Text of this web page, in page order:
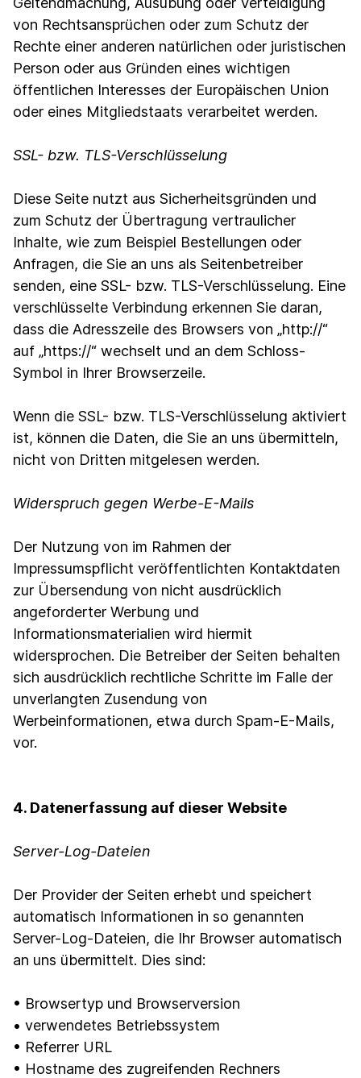
von Rechtsansprüchen oder zum Schutz der
Rechte einer anderen natürlichen oder juristischen
Person oder aus Gründen eines wichtigen
öffentlichen Interesses der Europäischen Union
oder eines Mitgliedstaats verarbeitet werden.
SSL- bzw. TLS-Verschlüsselung
Diese Seite nutzt aus Sicherheitsgründen und
zum Schutz der Übertragung vertraulicher
Inhalte, wie zum Beispiel Bestellungen oder
Anfragen, die Sie an uns als Seitenbetreiber
senden, eine SSL- bzw. TLS-Verschlüsselung. Eine
verschlüsselte Verbindung erkennen Sie daran,
dass die Adresszeile des Browsers von „http://“
auf „https://“ wechselt und an dem Schloss-
Symbol in Ihrer Browserzeile.
Wenn die SSL- bzw. TLS-Verschlüsselung aktiviert
ist, können die Daten, die Sie an uns übermitteln,
nicht von Dritten mitgelesen werden.
Widerspruch gegen Werbe-E-Mails
Der Nutzung von im Rahmen der
Impressumspflicht veröffentlichten Kontaktdaten
zur Übersendung von nicht ausdrücklich
angeforderter Werbung und
Informationsmaterialien wird hiermit
widersprochen. Die Betreiber der Seiten behalten
sich ausdrücklich rechtliche Schritte im Falle der
unverlangten Zusendung von
Werbeinformationen, etwa durch Spam-E-Mails,
vor.
4. Datenerfassung auf dieser Website
Server-Log-Dateien
Der Provider der Seiten erhebt und speichert
automatisch Informationen in so genannten
Server-Log-Dateien, die Ihr Browser automatisch
an uns übermittelt. Dies sind:
• Browsertyp und Browserversion
• verwendetes Betriebssystem
• Referrer URL
• Hostname des zugreifenden Rechners